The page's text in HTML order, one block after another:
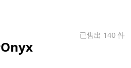
已售出 140 件